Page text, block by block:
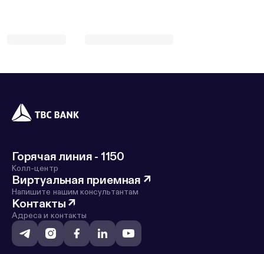
Горячая линия - 1150
Колл-центр
Виртуальная приемная ↗
Напишите нашим консультантам
Контакты ↗
Адреса и контакты